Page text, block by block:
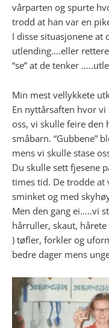
vårparten og spurte
trodd at han var en
I disse situasjonene at
utlending….eller
“se” at de tenker
Min mest vellykkete
En nyttårsaften hvor
oss, vi skulle feire den
småbarn. “Gubbene”
mens vi skulle stase
Du skulle sett fjesene
times tid. De trodde at
sminket og med
Men den gang ei…..vi
hårruller, skaut,
) tøfler, forkler og
bedre dager mens